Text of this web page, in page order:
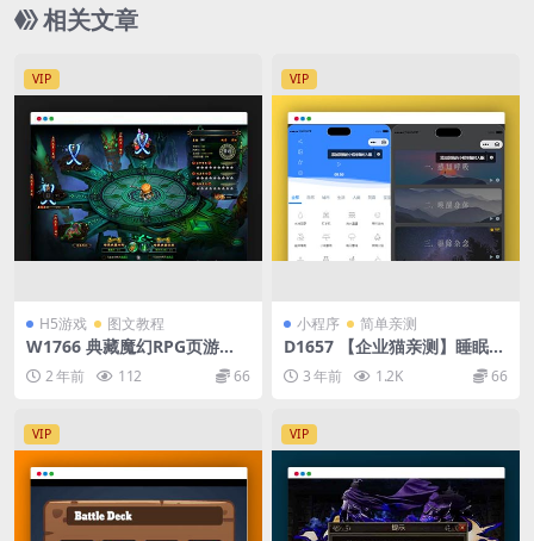
相关文章
VIP
H5游戏 图文教程
W1766 典藏魔幻RPG页游
【白蛇传】最新整理Win一键
单机服务端+GM工具+详细搭
建教程
2 年前 112 66
VIP
小程序 简单亲测
D1657 【企业猫亲测】睡眠助
手/白噪音/助眠夜曲微信小程
序源码 附教程
3 年前 1.2K 66
VIP VIP